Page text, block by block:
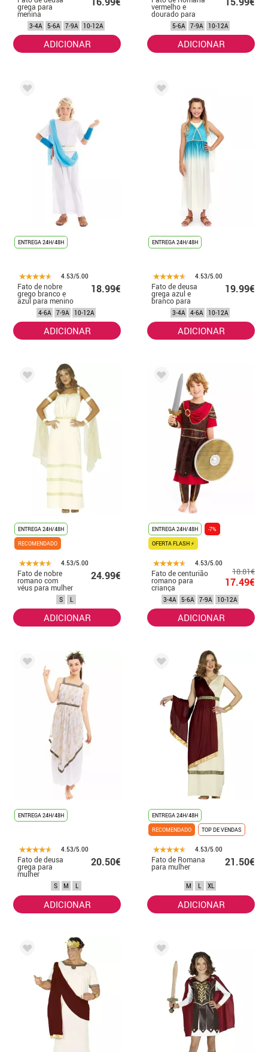
grega para
menina
3-4A 5-6A 7-9A 10-12A
ADICIONAR
vermelho e
dourado para
menina5-6A 7-9A 10-12A
ADICIONAR
ENTREGA 24H/48H
4.53/5.00
Fato de nobre
grego branco e
azul para menino
18.99€
4-6A 7-9A 10-12A
ADICIONAR
ENTREGA 24H/48H
4.53/5.00
Fato de deusa
grega azul e
branco para
menina
19.99€
3-4A 4-6A 10-12A
ADICIONAR
ENTREGA 24H/48H
RECOMENDADO
4.53/5.00
Fato de nobre
romano com
véus para mulher
24.99€
S L
ADICIONAR
ENTREGA 24H/48H
-7%
OFERTA FLASH ⚡
4.53/5.00
Fato de centurião
romano para
criança
18.81€
17.49€
3-4A 5-6A 7-9A 10-12A
ADICIONAR
ENTREGA 24H/48H
4.53/5.00
Fato de deusa
grega para
mulher
20.50€
S M L
ADICIONAR
ENTREGA 24H/48H
RECOMENDADO
TOP DE VENDAS
4.53/5.00
Fato de Romana
para mulher 21.50€
M L XL
ADICIONAR